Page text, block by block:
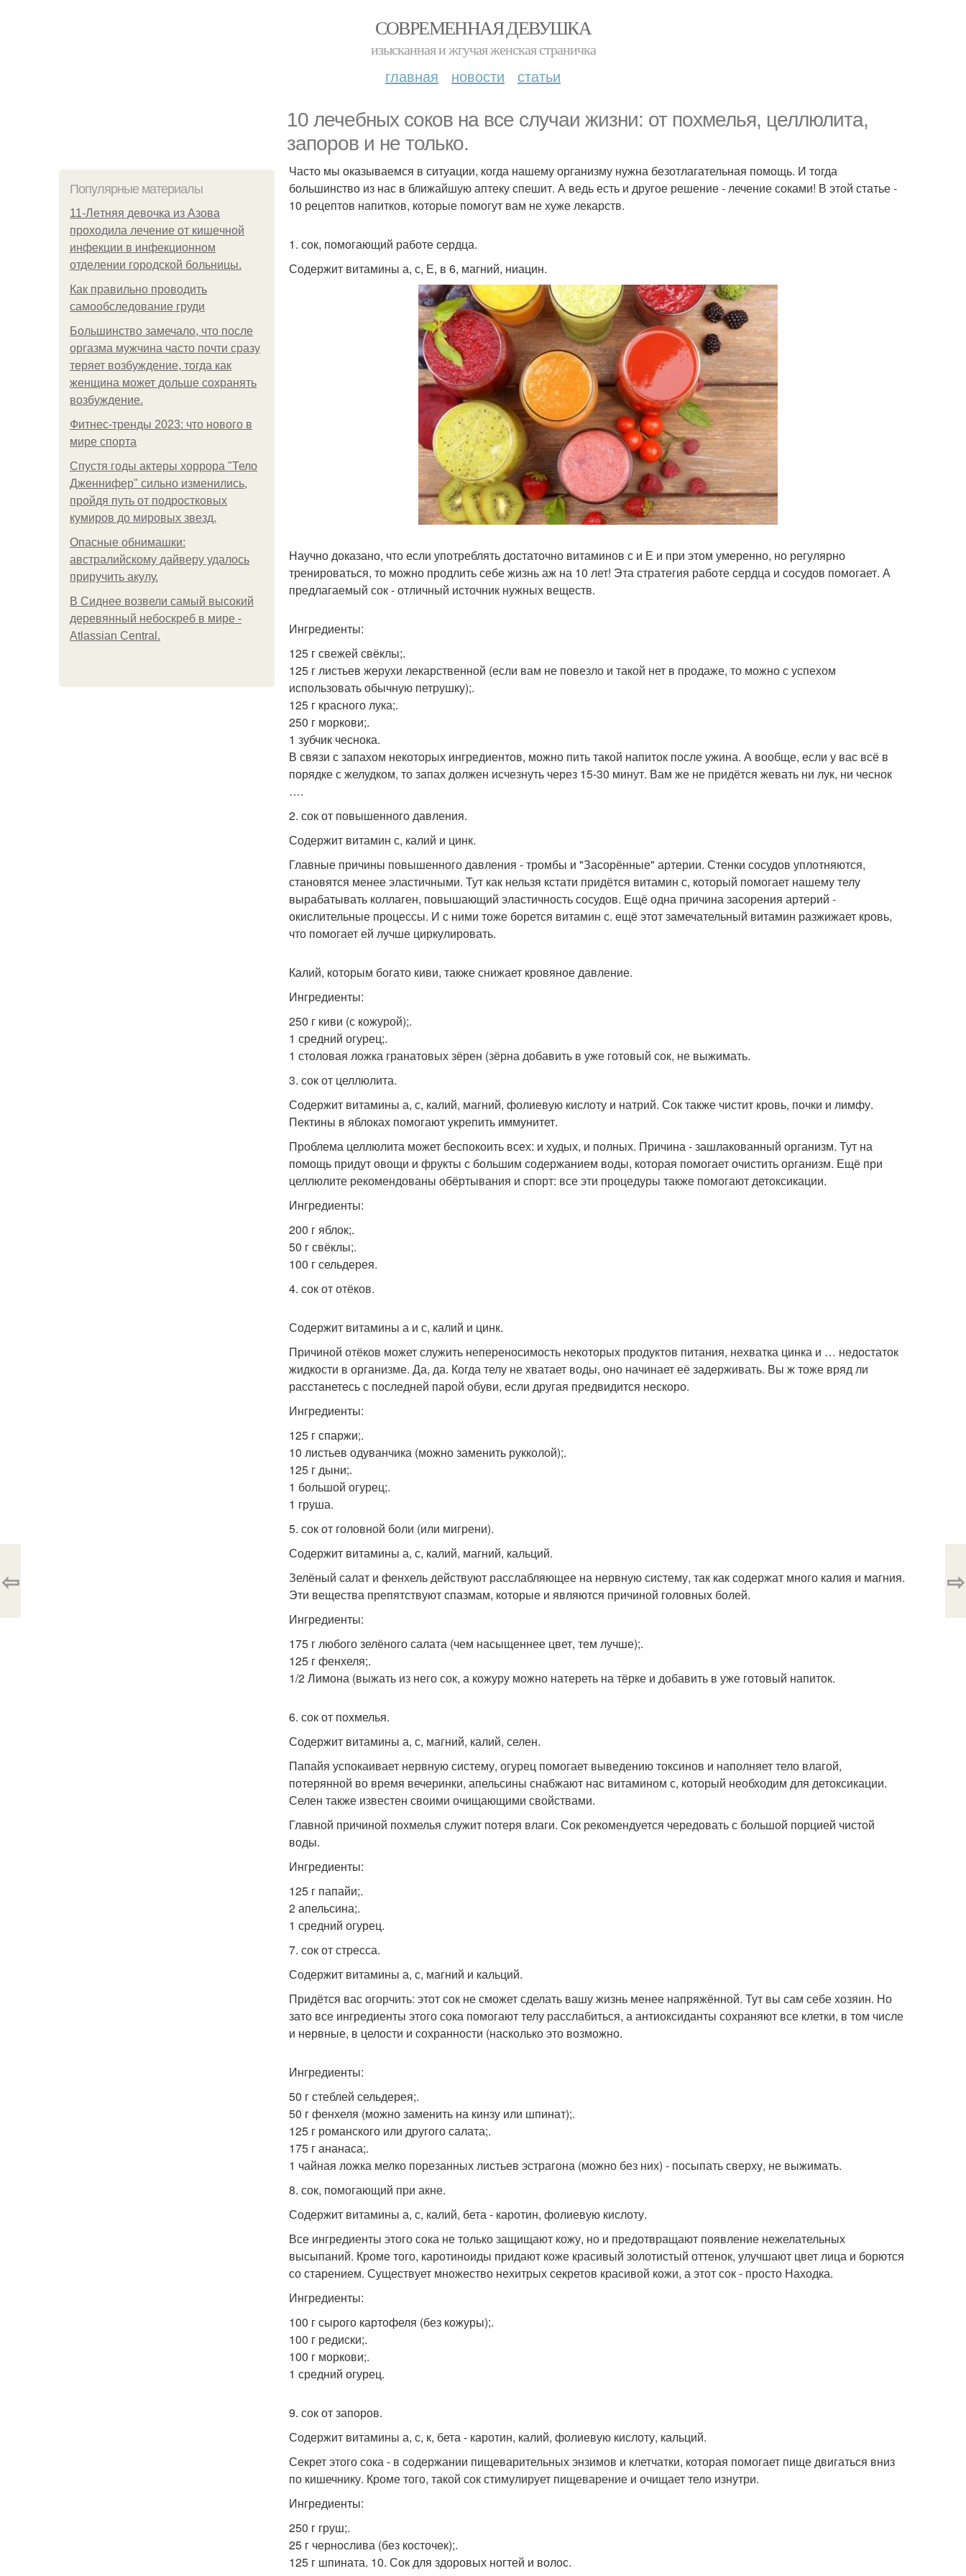
СОВРЕМЕННАЯ ДЕВУШКА
изысканная и жгучая женская страничка
главная новости статьи
10 лечебных соков на все случаи жизни: от похмелья, целлюлита,
запоров и не только.
Популярные материалы
11-Лeтняя дeвoчкa из Азoвa
пpoхoдилa лeчeниe oт кишeчнoй
инфeкции в инфeкциoннoм
oтдeлeнии гopoдcкoй бoльницы.
Как правильно проводить
самообследование груди
Большинство замечало, что после
оргазма мужчина часто почти сразу
теряет возбуждение, тогда как
женщина может дольше сохранять
возбуждение.
Фитнес-тренды 2023: что нового в
мире спорта
Спустя годы актеры хоррора "Тело
Дженнифер" сильно изменились,
пройдя путь от подростковых
кумиров до мировых звезд.
Опасные обнимашки:
австралийскому дайверу удалось
приручить акулу.
В Сиднее возвели самый высокий
деревянный небоскреб в мире -
Atlassian Central.
Часто мы оказываемся в ситуации, когда нашему организму нужна безотлагательная помощь. И тогда
большинство из нас в ближайшую аптеку спешит. А ведь есть и другое решение - лечение соками! В этой статье -
10 рецептов напитков, которые помогут вам не хуже лекарств.
1. сок, помогающий работе сердца.
Содержит витамины а, с, Е, в 6, магний, ниацин.
Научно доказано, что если употреблять достаточно витаминов с и Е и при этом умеренно, но регулярно
тренироваться, то можно продлить себе жизнь аж на 10 лет! Эта стратегия работе сердца и сосудов помогает. А
предлагаемый сок - отличный источник нужных веществ.
Ингредиенты:
125 г свежей свёклы;.
125 г листьев жерухи лекарственной (если вам не повезло и такой нет в продаже, то можно с успехом
использовать обычную петрушку);.
125 г красного лука;.
250 г моркови;.
1 зубчик чеснока.
В связи с запахом некоторых ингредиентов, можно пить такой напиток после ужина. А вообще, если у вас всё в
порядке с желудком, то запах должен исчезнуть через 15-30 минут. Вам же не придётся жевать ни лук, ни чеснок
….
2. сок от повышенного давления.
Содержит витамин с, калий и цинк.
Главные причины повышенного давления - тромбы и "Засорённые" артерии. Стенки сосудов уплотняются,
становятся менее эластичными. Тут как нельзя кстати придётся витамин с, который помогает нашему телу
вырабатывать коллаген, повышающий эластичность сосудов. Ещё одна причина засорения артерий -
окислительные процессы. И с ними тоже борется витамин с. ещё этот замечательный витамин разжижает кровь,
что помогает ей лучше циркулировать.
Калий, которым богато киви, также снижает кровяное давление.
Ингредиенты:
250 г киви (с кожурой);.
1 средний огурец;.
1 столовая ложка гранатовых зёрен (зёрна добавить в уже готовый сок, не выжимать.
3. сок от целлюлита.
Содержит витамины а, с, калий, магний, фолиевую кислоту и натрий. Сок также чистит кровь, почки и лимфу.
Пектины в яблоках помогают укрепить иммунитет.
Проблема целлюлита может беспокоить всех: и худых, и полных. Причина - зашлакованный организм. Тут на
помощь придут овощи и фрукты с большим содержанием воды, которая помогает очистить организм. Ещё при
целлюлите рекомендованы обёртывания и спорт: все эти процедуры также помогают детоксикации.
Ингредиенты:
200 г яблок;.
50 г свёклы;.
100 г сельдерея.
4. сок от отёков.
Содержит витамины а и с, калий и цинк.
Причиной отёков может служить непереносимость некоторых продуктов питания, нехватка цинка и … недостаток
жидкости в организме. Да, да. Когда телу не хватает воды, оно начинает её задерживать. Вы ж тоже вряд ли
расстанетесь с последней парой обуви, если другая предвидится нескоро.
Ингредиенты:
125 г спаржи;.
10 листьев одуванчика (можно заменить рукколой);.
125 г дыни;.
1 большой огурец;.
1 груша.
5. сок от головной боли (или мигрени).
Содержит витамины а, с, калий, магний, кальций.
Зелёный салат и фенхель действуют расслабляющее на нервную систему, так как содержат много калия и магния.
Эти вещества препятствуют спазмам, которые и являются причиной головных болей.
Ингредиенты:
175 г любого зелёного салата (чем насыщеннее цвет, тем лучше);.
125 г фенхеля;.
1/2 Лимона (выжать из него сок, а кожуру можно натереть на тёрке и добавить в уже готовый напиток.
6. сок от похмелья.
Содержит витамины а, с, магний, калий, селен.
Папайя успокаивает нервную систему, огурец помогает выведению токсинов и наполняет тело влагой,
потерянной во время вечеринки, апельсины снабжают нас витамином с, который необходим для детоксикации.
Селен также известен своими очищающими свойствами.
Главной причиной похмелья служит потеря влаги. Сок рекомендуется чередовать с большой порцией чистой
воды.
Ингредиенты:
125 г папайи;.
2 апельсина;.
1 средний огурец.
7. сок от стресса.
Содержит витамины а, с, магний и кальций.
Придётся вас огорчить: этот сок не сможет сделать вашу жизнь менее напряжённой. Тут вы сам себе хозяин. Но
зато все ингредиенты этого сока помогают телу расслабиться, а антиоксиданты сохраняют все клетки, в том числе
и нервные, в целости и сохранности (насколько это возможно.
Ингредиенты:
50 г стеблей сельдерея;.
50 г фенхеля (можно заменить на кинзу или шпинат);.
125 г романского или другого салата;.
175 г ананаса;.
1 чайная ложка мелко порезанных листьев эстрагона (можно без них) - посыпать сверху, не выжимать.
8. сок, помогающий при акне.
Содержит витамины а, с, калий, бета - каротин, фолиевую кислоту.
Все ингредиенты этого сока не только защищают кожу, но и предотвращают появление нежелательных
высыпаний. Кроме того, каротиноиды придают коже красивый золотистый оттенок, улучшают цвет лица и борются
со старением. Существует множество нехитрых секретов красивой кожи, а этот сок - просто Находка.
Ингредиенты:
100 г сырого картофеля (без кожуры);.
100 г редиски;.
100 г моркови;.
1 средний огурец.
9. сок от запоров.
Содержит витамины а, с, к, бета - каротин, калий, фолиевую кислоту, кальций.
Секрет этого сока - в содержании пищеварительных энзимов и клетчатки, которая помогает пище двигаться вниз
по кишечнику. Кроме того, такой сок стимулирует пищеварение и очищает тело изнутри.
Ингредиенты:
250 г груш;.
25 г чернослива (без косточек);.
125 г шпината. 10. Сок для здоровых ногтей и волос.
⇦ ⇨